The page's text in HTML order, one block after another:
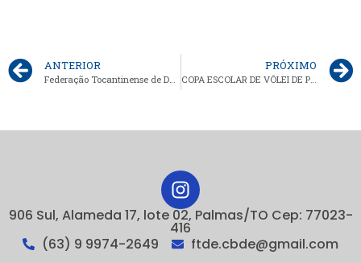
ANTERIOR PRÓXIMO
COPA ESCOLAR DE VÔLEI DE PRAIA
906 Sul, Alameda 17, lote 02, Palmas/TO Cep: 77023-
416
(63) 9 9974-2649
ftde.cbde@gmail.com